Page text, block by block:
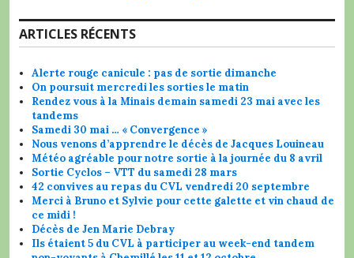
ARTICLES RÉCENTS
Alerte rouge canicule : pas de sortie dimanche
On poursuit mercredi les sorties le matin
Rendez vous à la Minais demain samedi 23 mai avec les
tandems
Samedi 30 mai … « Convergence »
Nous venons d’apprendre le décès de Jacques Louineau
Météo agréable pour notre sortie à la journée du 8 avril
Sortie Cyclos – VTT du samedi 28 mars
42 convives au repas du CVL vendredi 20 septembre
Merci à Bruno et Sylvie pour cette galette et vin chaud de
ce midi !
Décès de Jen Marie Debray
Ils étaient 5 du CVL à participer au week-end tandem